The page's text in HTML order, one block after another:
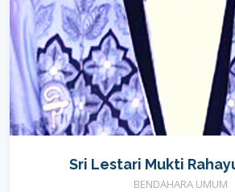
Sri Lestari Mukti
BENDAHARA UMUM